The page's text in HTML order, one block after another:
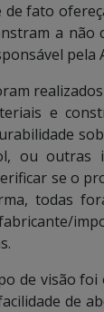
de fato
a não
pela
e
ou outras
se o
todas
de visão
de